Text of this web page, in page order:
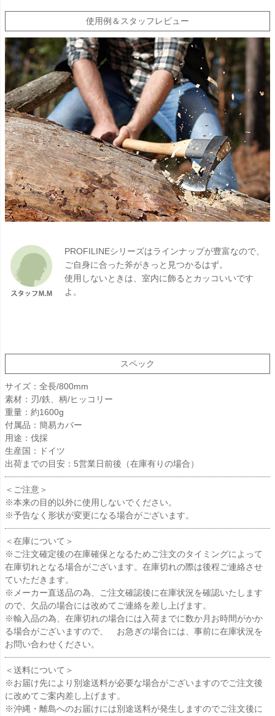
使用例＆スタッフレビュー
PROFILINEシリーズはラインナップが豊富なので、
ご自身に合った斧がきっと見つかるはず。
使用しないときは、室内に飾るとカッコいいです
よ。
スペック
サイズ：全長/800mm
素材：刃/鉄、柄/ヒッコリー
重量：約1600g
付属品：簡易カバー
用途：伐採
生産国：ドイツ
出荷までの目安：5営業日前後（在庫有りの場合）
＜ご注意＞
※本来の目的以外に使用しないでください。
※予告なく形状が変更になる場合がございます。
＜在庫について＞
※ご注文確定後の在庫確保となるためご注文のタイミングによって
在庫切れとなる場合がございます。在庫切れの際は後程ご連絡させ
ていただきます。
※メーカー直送品の為、ご注文確認後に在庫状況を確認いたします
ので、欠品の場合には改めてご連絡を差し上げます。
※輸入品の為、在庫切れの場合には入荷までに数か月お時間がかか
る場合がございますので、 お急ぎの場合には、事前に在庫状況を
お問い合わせください。
＜送料について＞
※お届け先により別途送料が必要な場合がございますのでご注文後
に改めてご案内差し上げます。
※沖縄・離島へのお届けには別途送料が発生しますのでご注文後に